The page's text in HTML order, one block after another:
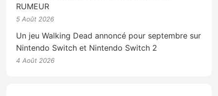
RUMEUR
5 Août 2026
Un jeu Walking Dead annoncé pour septembre sur
Nintendo Switch et Nintendo Switch 2
4 Août 2026